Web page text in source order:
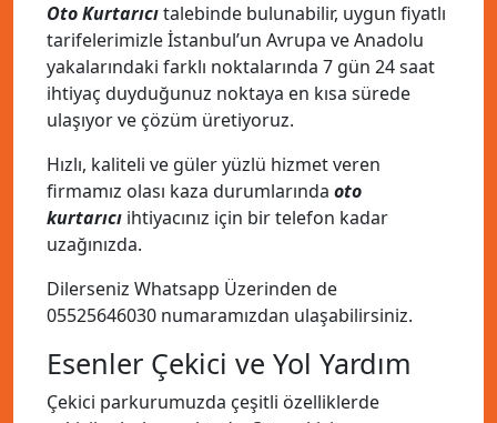
Oto Kurtarıcıtalebinde bulunabilir, uygun fiyatlı
tarifelerimizle İstanbul’un Avrupa ve Anadolu
yakalarındaki farklı noktalarında 7 gün 24 saat
ihtiyaç duyduğunuz noktaya en kısa sürede
ulaşıyor ve çözüm üretiyoruz.
Hızlı, kaliteli ve güler yüzlü hizmet veren
firmamız olası kaza durumlarında oto
kurtarıcı ihtiyacınız için bir telefon kadar
uzağınızda.
Dilerseniz Whatsapp Üzerinden de
05525646030 numaramızdan ulaşabilirsiniz.
Esenler Çekici ve Yol Yardım
Çekici parkurumuzda çeşitli özelliklerde